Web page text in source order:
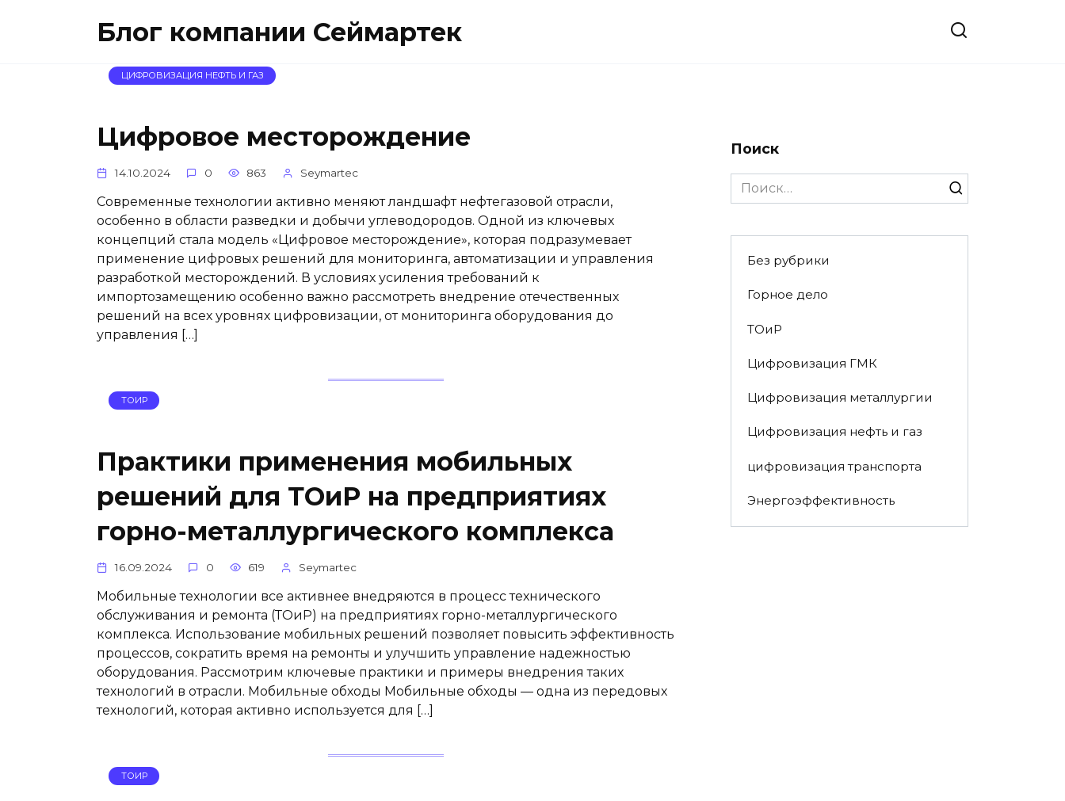
Блог компании Сеймартек
ЦИФРОВИЗАЦИЯ НЕФТЬ И ГАЗ
Цифровое месторождение
14.10.2024 0 863 Seymartec
Современные технологии активно меняют ландшафт нефтегазовой отрасли,
особенно в области разведки и добычи углеводородов. Одной из ключевых
концепций стала модель «Цифровое месторождение», которая подразумевает
применение цифровых решений для мониторинга, автоматизации и управления
разработкой месторождений. В условиях усиления требований к
импортозамещению особенно важно рассмотреть внедрение отечественных
решений на всех уровнях цифровизации, от мониторинга оборудования до
управления […]
ТОИР
Практики применения мобильных
решений для ТОиР на предприятиях
горно-металлургического комплекса
16.09.2024 0 619 Seymartec
Мобильные технологии все активнее внедряются в процесс технического
обслуживания и ремонта (ТОиР) на предприятиях горно-металлургического
комплекса. Использование мобильных решений позволяет повысить эффективность
процессов, сократить время на ремонты и улучшить управление надежностью
оборудования. Рассмотрим ключевые практики и примеры внедрения таких
технологий в отрасли. Мобильные обходы Мобильные обходы — одна из передовых
технологий, которая активно используется для […]
ТОИР
Поиск
Search
for:
Без рубрики
Горное дело
ТОиР
Цифровизация ГМК
Цифровизация металлургии
Цифровизация нефть и газ
цифровизация транспорта
Энергоэффективность